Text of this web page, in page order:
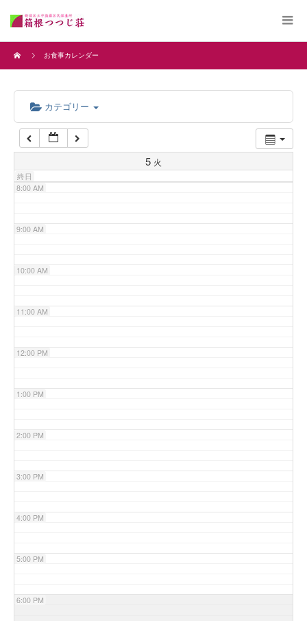
お食事カレンダー
カテゴリー
5 火
終日
4:00 AM
6:00 AM
7:00 AM
8:00 AM
9:00 AM
10:00 AM
11:00 AM
12:00 PM
1:00 PM
2:00 PM
3:00 PM
4:00 PM
5:00 PM
6:00 PM